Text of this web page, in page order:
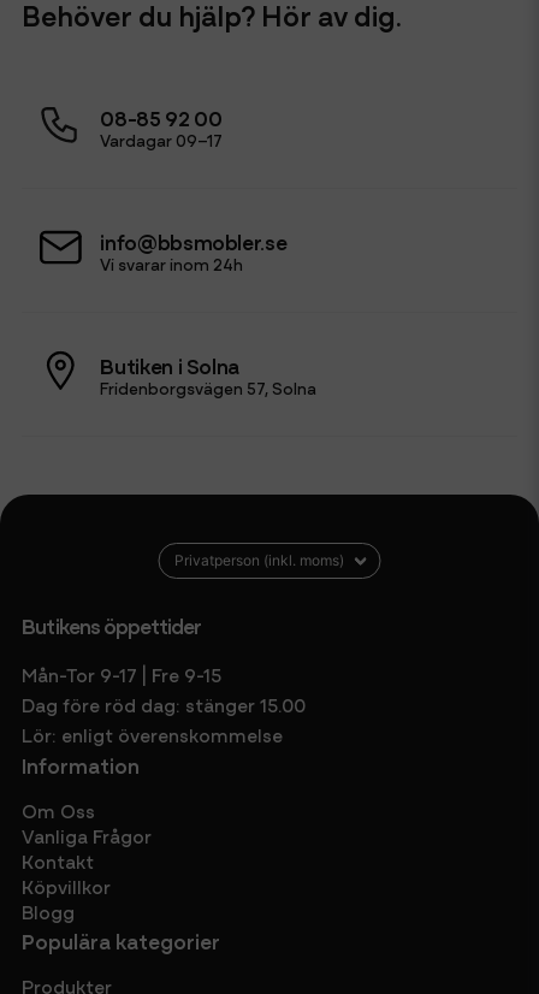
Behöver du hjälp? Hör av dig.
08-85 92 00
Vardagar 09–17
info@bbsmobler.se
Vi svarar inom 24h
Butiken i Solna
Fridenborgsvägen 57, Solna
Butikens öppettider
Mån-Tor 9-17 | Fre 9-15
Dag före röd dag: stänger 15.00
Lör: enligt överenskommelse
Information
Om Oss
Vanliga Frågor
Kontakt
Köpvillkor
Blogg
Populära kategorier
Produkter